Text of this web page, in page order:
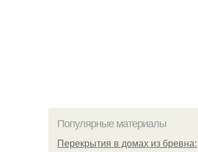
Популярные материалы
Перекрытия в домах из бревна: